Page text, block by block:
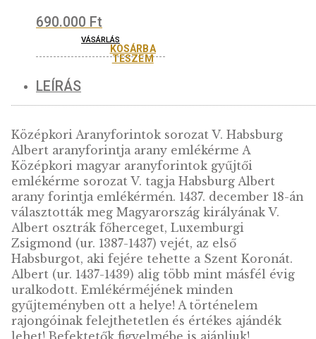
2013. évi I. Lajos
aranyforintja arany
emlékérme VF
180.000Ft
VÁSÁRLÁS
KOSÁRBA
TESZEM